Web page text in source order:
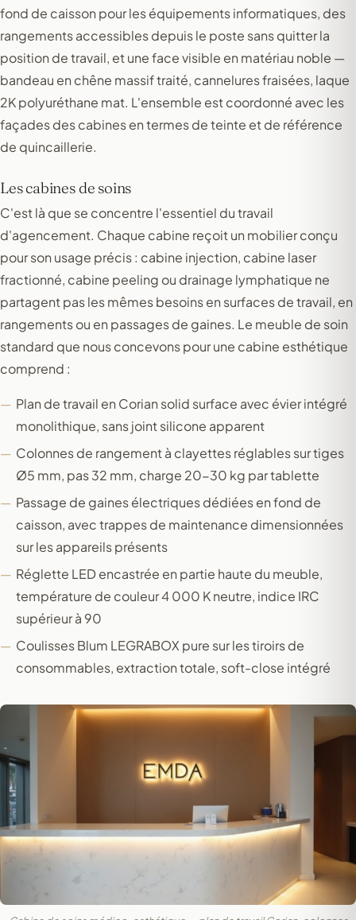
fond de caisson pour les équipements informatiques, des
rangements accessibles depuis le poste sans quitter la
position de travail, et une face visible en matériau noble —
bandeau en chêne massif traité, cannelures fraisées, laque
2K polyuréthane mat. L'ensemble est coordonné avec les
façades des cabines en termes de teinte et de référence
de quincaillerie.
Les cabines de soins
C'est là que se concentre l'essentiel du travail
d'agencement. Chaque cabine reçoit un mobilier conçu
pour son usage précis : cabine injection, cabine laser
fractionné, cabine peeling ou drainage lymphatique ne
partagent pas les mêmes besoins en surfaces de travail, en
rangements ou en passages de gaines. Le meuble de soin
standard que nous concevons pour une cabine esthétique
comprend :
Plan de travail en Corian solid surface avec évier intégré
monolithique, sans joint silicone apparent
Colonnes de rangement à clayettes réglables sur tiges
Ø5 mm, pas 32 mm, charge 20-30 kg par tablette
Passage de gaines électriques dédiées en fond de
caisson, avec trappes de maintenance dimensionnées
sur les appareils présents
Réglette LED encastrée en partie haute du meuble,
température de couleur 4 000 K neutre, indice IRC
supérieur à 90
Coulisses Blum LEGRABOX pure sur les tiroirs de
consommables, extraction totale, soft-close intégré